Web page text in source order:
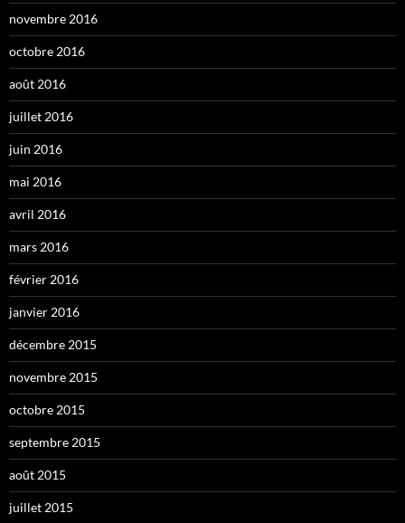
novembre 2016
octobre 2016
août 2016
juillet 2016
juin 2016
mai 2016
avril 2016
mars 2016
février 2016
janvier 2016
décembre 2015
novembre 2015
octobre 2015
septembre 2015
août 2015
juillet 2015